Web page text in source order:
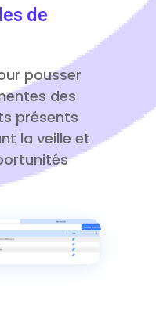
de
pousser
des
présents
la veille et